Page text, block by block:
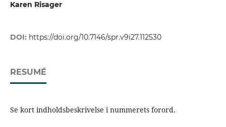
Karen Risager
DOI: https://doi.org/10.7146/spr.v9i27.112530
RESUMÉ
Se kort indholdsbeskrivelse i nummerets forord.